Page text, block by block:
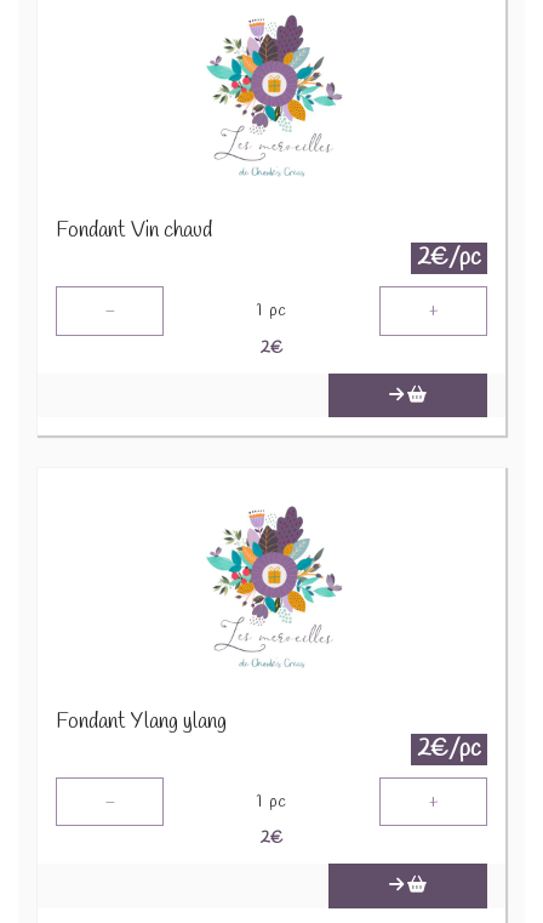
Fondant Vin chaud
2€/pc
- 1 pc +
2€
Fondant Ylang ylang
2€/pc
- 1 pc +
2€